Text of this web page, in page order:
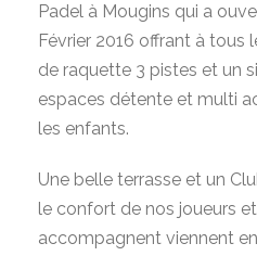
Padel à Mougins qui a
Février 2016 offrant à tous
de raquette 3 pistes et un
espaces détente et multi
les enfants.
Une belle terrasse et un
le confort de nos joueurs
accompagnent viennent